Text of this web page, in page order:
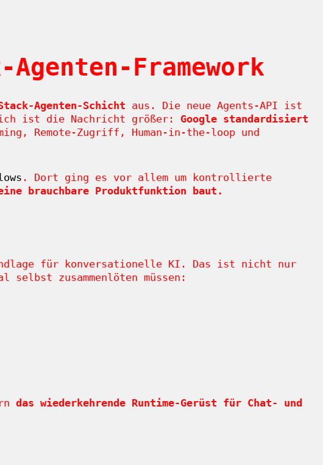
Framework
Agenten-Schicht aus. Die neue Agents-API ist
ist die Nachricht größer: Google standardisiert
Remote-Zugriff, Human-in-the-loop und
. Dort ging es vor allem um kontrollierte
brauchbare Produktfunktion baut.
für konversationelle KI. Das ist nicht nur
selbst zusammenlöten müssen:
das wiederkehrende Runtime-Gerüst für Chat- und